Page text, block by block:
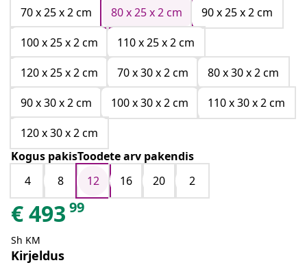
70 x 25 x 2 cm
80 x 25 x 2 cm
90 x 25 x 2 cm
100 x 25 x 2 cm
110 x 25 x 2 cm
120 x 25 x 2 cm
70 x 30 x 2 cm
80 x 30 x 2 cm
90 x 30 x 2 cm
100 x 30 x 2 cm
110 x 30 x 2 cm
120 x 30 x 2 cm
Kogus pakisToodete arv pakendis
4
8 12 16 20 2
€493 99
Sh KM
Kirjeldus